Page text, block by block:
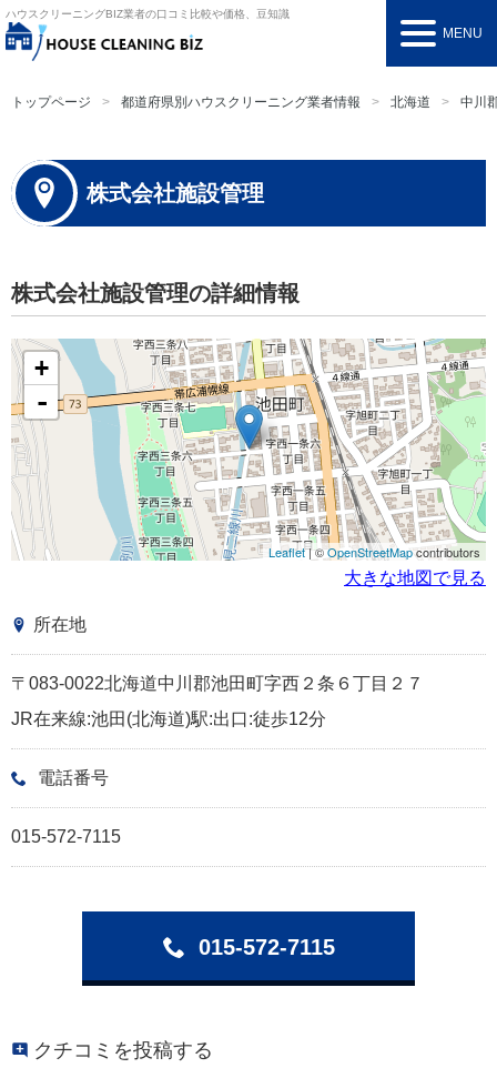
ハウスクリーニングBIZ業者の口コミ比較や価格、豆知識
MENU
トップページ 都道府県別ハウスクリーニング業者情報 北海道 中川
株式会社施設管理
株式会社施設管理の詳細情報
+
-
Leaflet| ©OpenStreetMapcontributors
大きな地図で見る
所在地
〒083-0022北海道中川郡池田町字西２条６丁目２７
JR在来線:池田(北海道)駅:出口:徒歩12分
電話番号
015-572-7115
015-572-7115
クチコミを投稿する